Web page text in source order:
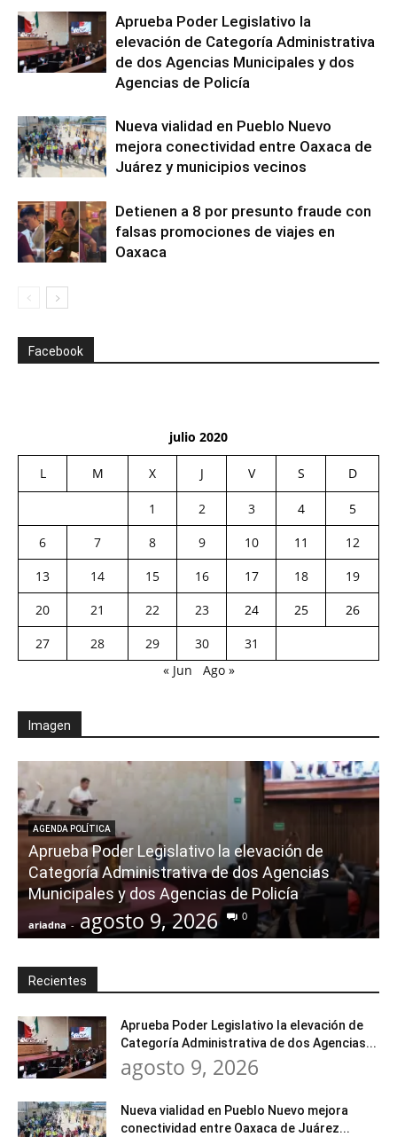
Aprueba Poder Legislativo la
elevación de Categoría Administrativa
de dos Agencias Municipales y dos
Agencias de Policía
Nueva vialidad en Pueblo Nuevo
mejora conectividad entre Oaxaca de
Juárez y municipios vecinos
Detienen a 8 por presunto fraude con
falsas promociones de viajes en
Oaxaca
Facebook
julio 2020
L M X J V S D
1 2 3 4
5
6
7 8 9 10 11
12
13
14 15 16 17 18
19
20
21 22 23 24 25
26
27
28 29 30
31
« Jun
Ago »
Imagen
AGENDA POLÍTICA
Aprueba Poder Legislativo la elevación de
Categoría Administrativa de dos Agencias
Municipales y dos Agencias de Policía
ariadna - agosto 9, 2026 0
Recientes
Aprueba Poder Legislativo la elevación de
Categoría Administrativa de dos Agencias...
agosto 9, 2026
Nueva vialidad en Pueblo Nuevo mejora
conectividad entre Oaxaca de Juárez...